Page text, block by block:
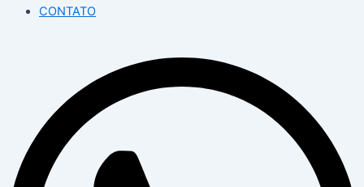
CONTATO